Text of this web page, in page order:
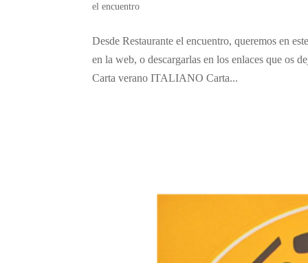
el encuentro
Desde Restaurante el encuentro, queremos en
en la web, o descargarlas en los enlaces que os
Carta verano ITALIANO Carta...